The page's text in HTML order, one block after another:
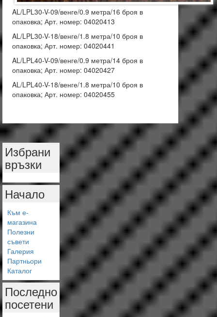
AL/LPL30-V-09/венге/0.9 метра/16 броя в
опаковка; Арт. номер: 04020413
AL/LPL30-V-18/венге/1.8 метра/10 броя в
опаковка; Арт. номер: 04020441
AL/LPL40-V-09/венге/0.9 метра/14 броя в
опаковка; Арт. номер: 04020427
AL/LPL40-V-18/венге/1.8 метра/10 броя в
опаковка; Арт. номер: 04020455
Избрани
връзки
Начало
Към е-
магазина
Полезни
съвети
Галерия
Партньори
Каталог
Последно
посетени